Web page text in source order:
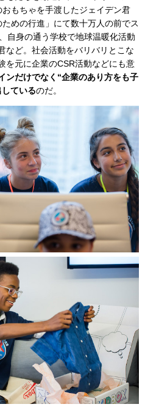
もちゃを手渡したジェイデン君
めの行進」にて数十万人の前でス
自身の通う学校で地球温暖化活動
など。社会活動をバリバリとこな
を元に企業のCSR活動などにも意
ンだけでなく“企業のあり方をも子
ているのだ。